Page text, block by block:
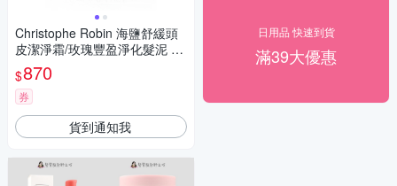
Christophe Robin 海鹽舒緩頭
皮潔淨霜/玫瑰豐盈淨化髮泥 25
0ml (2款任選)
$870
券
貨到通知我
日用品 快速到貨
滿39大優惠